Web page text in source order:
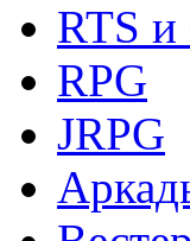
RTS и
RPG
JRPG